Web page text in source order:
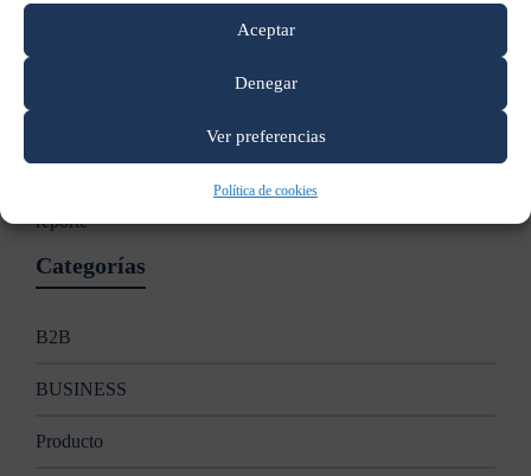
Aceptar
Denegar
Ver preferencias
Política de cookies
Samsung patenta un televisor holográfico
Samsung Galaxy S8: todo lo que sabemos al momento
Samsung AddWash: Añade prendas durante el lavado
Apple anunciará nuevas Mac en un evento el 27 de octubre:
reporte
Categorías
B2B
BUSINESS
Producto